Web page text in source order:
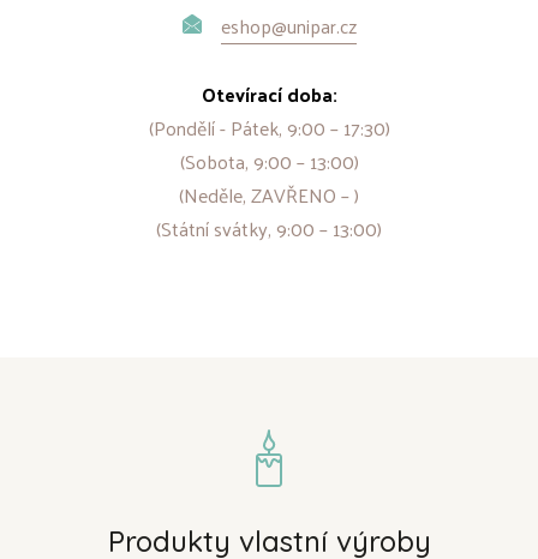
eshop@unipar.cz
Otevírací doba:
(Pondělí - Pátek, 9:00 – 17:30)
(Sobota, 9:00 – 13:00)
(Neděle, ZAVŘENO – )
(Státní svátky, 9:00 – 13:00)
Produkty vlastní výroby